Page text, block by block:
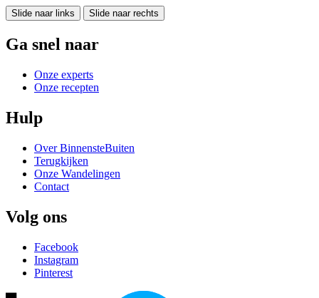
Slide naar links Slide naar rechts
Ga snel naar
Onze experts
Onze recepten
Hulp
Over BinnensteBuiten
Terugkijken
Onze Wandelingen
Contact
Volg ons
Facebook
Instagram
Pinterest